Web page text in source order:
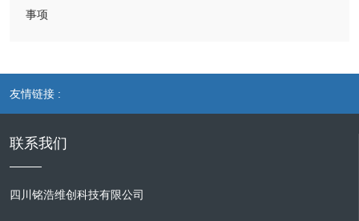
事项​
友情链接 :
联系我们
四川铭浩维创科技有限公司